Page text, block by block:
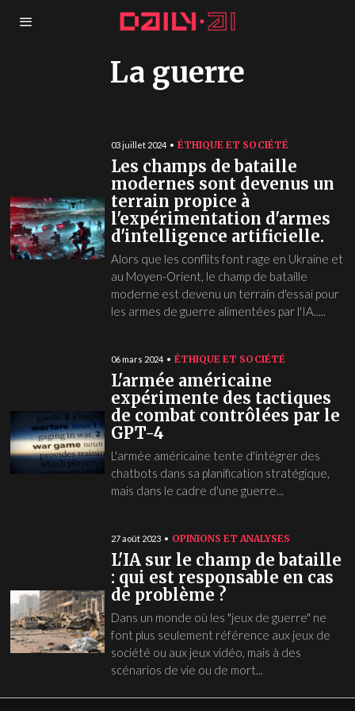
La guerre
03 juillet 2024 ÉTHIQUE ET SOCIÉTÉ
Les champs de bataille
modernes sont devenus un
terrain propice à
l'expérimentation d'armes
d'intelligence artificielle.
Alors que les conflits font rage en Ukraine et
au Moyen-Orient, le champ de bataille
moderne est devenu un terrain d'essai pour
les armes de guerre alimentées par l'IA.....
06 mars 2024 ÉTHIQUE ET SOCIÉTÉ
L'armée américaine
expérimente des tactiques
de combat contrôlées par le
GPT-4
L'armée américaine tente d'intégrer des
chatbots dans sa planification stratégique,
mais dans le cadre d'une guerre...
27 août 2023 OPINIONS ET ANALYSES
L'IA sur le champ de bataille
: qui est responsable en cas
de problème ?
Dans un monde où les "jeux de guerre" ne
font plus seulement référence aux jeux de
société ou aux jeux vidéo, mais à des
scénarios de vie ou de mort...